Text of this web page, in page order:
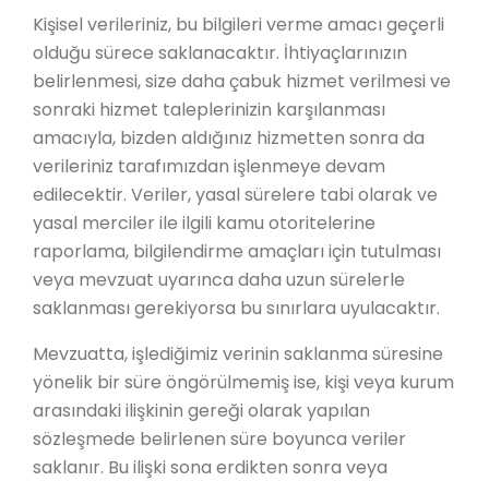
Kişisel verileriniz, bu bilgileri verme amacı geçerli
olduğu sürece saklanacaktır. İhtiyaçlarınızın
belirlenmesi, size daha çabuk hizmet verilmesi ve
sonraki hizmet taleplerinizin karşılanması
amacıyla, bizden aldığınız hizmetten sonra da
verileriniz tarafımızdan işlenmeye devam
edilecektir. Veriler, yasal sürelere tabi olarak ve
yasal merciler ile ilgili kamu otoritelerine
raporlama, bilgilendirme amaçları için tutulması
veya mevzuat uyarınca daha uzun sürelerle
saklanması gerekiyorsa bu sınırlara uyulacaktır.
Mevzuatta, işlediğimiz verinin saklanma süresine
yönelik bir süre öngörülmemiş ise, kişi veya kurum
arasındaki ilişkinin gereği olarak yapılan
sözleşmede belirlenen süre boyunca veriler
saklanır. Bu ilişki sona erdikten sonra veya